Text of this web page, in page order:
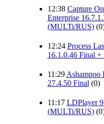
12:38 Capture
Enterprise
(MULTi/RUS)
12:24 Process
16.1.0.46 Final +
11:29 Ashampoo
27.4.50 Final (0)
11:17 LDPlayer
(MULTi/RUS)